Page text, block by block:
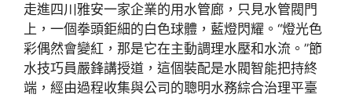
走進四川雅安一家企業的用水管廊，只見水管閥門
上，一個拳頭鉅細的白色球體，藍燈閃耀。“燈光色
彩偶然會變紅，那是它在主動調理水壓和水流。”節
水技巧員嚴鋒講授道，這個裝配是水閥智能把持終
端，經由過程收集與公司的聰明水務綜合治理平臺